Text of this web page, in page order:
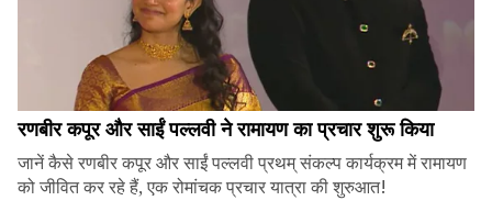
रणबीर कपूर और साईं पल्लवी ने रामायण का प्रचार शुरू किया
जानें कैसे रणबीर कपूर और साईं पल्लवी प्रथम् संकल्प कार्यक्रम में रामायण
को जीवित कर रहे हैं, एक रोमांचक प्रचार यात्रा की शुरुआत!